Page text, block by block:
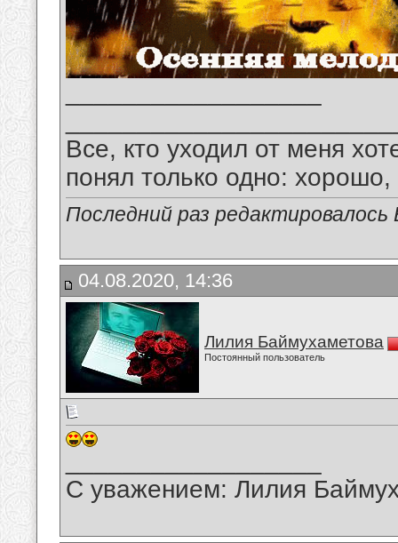
Все, кто уходил от меня
понял только одно:
Последний раз
04.08.2020, 14:36
Лилия Баймухаметова
Постоянный пользователь
С уважением: Лилия